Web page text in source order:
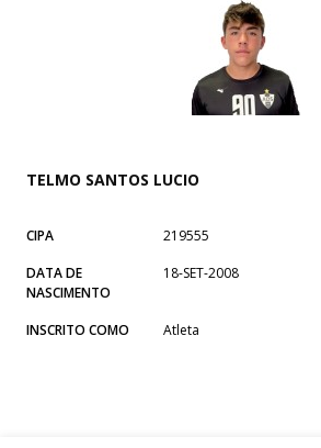
TELMO SANTOS LUCIO
CIPA
219555
DATA DE
NASCIMENTO
18-SET-2008
INSCRITO COMO Atleta